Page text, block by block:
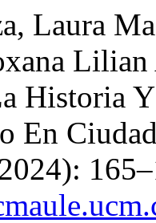
Laura
Historia
En